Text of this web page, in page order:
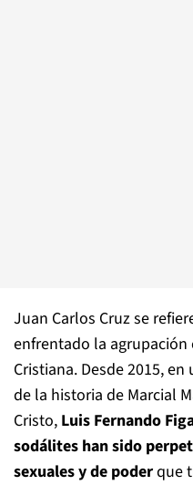
Juan Carlos Cruz se
enfrentado la agrupación
Cristiana. Desde 2015,
de la historia de Marcial
Cristo, Luis Fernando
sodálites han sido
sexuales y de poderque